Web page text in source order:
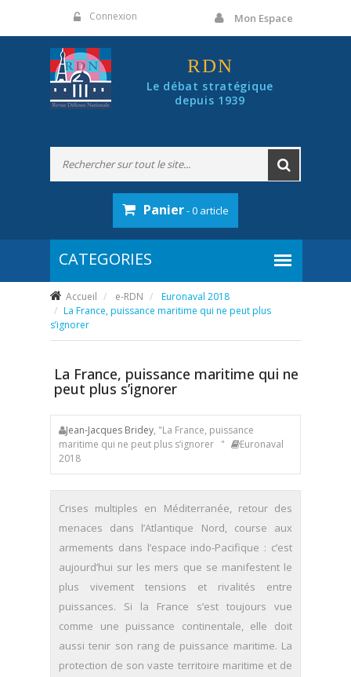
Connexion Mon Espace
RDN
Le débat stratégique
depuis 1939
Panier- 0 article
Accueil e-RDN
Euronaval 2018
La France, puissance maritime qui ne peut plus
s’ignorer
La France, puissance maritime qui ne
peut plus s’ignorer
Jean-Jacques Bridey, "La France, puissance
maritime qui ne peut plus s’ignorer "
Euronaval
2018
Crises multiples en Méditerranée, retour des
menaces dans l’Atlantique Nord, course aux
armements dans l’espace indo-Pacifique : c’est
aujourd’hui sur les mers que se manifestent le
plus vivement tensions et rivalités entre
puissances. Si la France s’est toujours vue
comme une puissance continentale, elle doit
aussi tenir son rang de puissance maritime. La
protection de son vaste territoire maritime et de